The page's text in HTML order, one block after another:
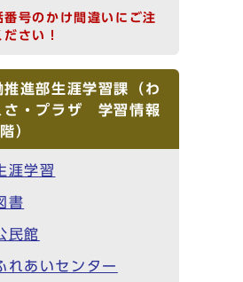
番号のかけ間違いにご注
ださい！
推進部生涯学習課（わ
さ・プラザ 学習情報
）
涯学習
書
民館
れあいセンター